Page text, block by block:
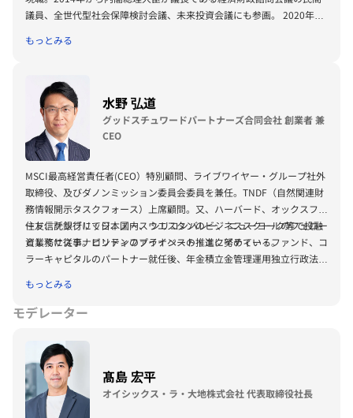
議員、全世代型社会保障検討会議、未来投資会議にも参画。 2020年よ
Commerce Executive Board、世界経済フォーラムInternational
Advisory Board、Asia Business Council Vice Chairman、米国外交問題
評議会Global Board of Advisors、米国The Business Councilのメンバ
ーとして、グローバルに活躍。
もっとみる
水野 弘道
グッドスチュワードパートナーズ合同会社 創業者 兼
CEO
MSCI最高経営責任者(CEO）特別顧問、ライブワイヤー・グループ社外
取締役、及びダノンミッション委員会委員を兼任。TNDF（自然関連財
務情報開示タスクフォース）上席顧問。又、ハーバード、オックスフォ
ード、ケンブリッジ、ノースウエスタンのビジネススクールのフェロー
としてサステナビリティファイナンスの推進に努めている。
住友信託銀行にて日本国内、 シリコンバレー、 ニューヨーク等で投融
資業務に従事。ロンドンのプライベート・エクイティー・ファンド、コ
ラーキャピタルのパートナー就任後、年金積立金管理運用独立行政法人
持続可能な投資に関する国連事務総長特使、経済産業省参与、米国テス
ラ社外取締役及び監査委員会委員を歴任。
もっとみる
モデレーター
髙島 宏平
オイシックス・ラ・大地株式会社 代表取締役社長